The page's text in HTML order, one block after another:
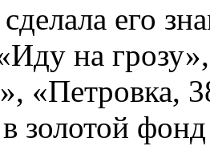
сделала его
на
«Петровка,
золотой фонд